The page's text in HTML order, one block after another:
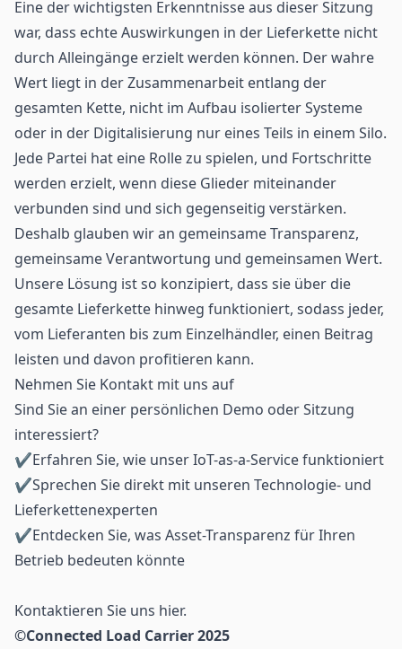
Eine der wichtigsten Erkenntnisse aus dieser Sitzung
war, dass echte Auswirkungen in der Lieferkette nicht
durch Alleingänge erzielt werden können. Der wahre
Wert liegt in der Zusammenarbeit entlang der
gesamten Kette, nicht im Aufbau isolierter Systeme
oder in der Digitalisierung nur eines Teils in einem Silo.
Jede Partei hat eine Rolle zu spielen, und Fortschritte
werden erzielt, wenn diese Glieder miteinander
verbunden sind und sich gegenseitig verstärken.
Deshalb glauben wir an gemeinsame Transparenz,
gemeinsame Verantwortung und gemeinsamen Wert.
Unsere Lösung ist so konzipiert, dass sie über die
gesamte Lieferkette hinweg funktioniert, sodass jeder,
vom Lieferanten bis zum Einzelhändler, einen Beitrag
leisten und davon profitieren kann.
Nehmen Sie Kontakt mit uns auf
Sind Sie an einer persönlichen Demo oder Sitzung
interessiert?
✔Erfahren Sie, wie unser IoT-as-a-Service funktioniert
✔Sprechen Sie direkt mit unseren Technologie- und
Lieferkettenexperten
✔Entdecken Sie, was Asset-Transparenz für Ihren
Betrieb bedeuten könnte
Kontaktieren Sie uns hier.
©Connected Load Carrier 2025